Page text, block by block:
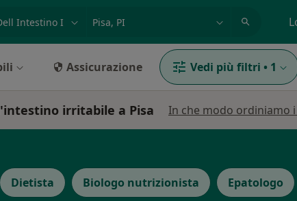
Assicurazione Vedi più filtri • 1
irritabile a Pisa In che modo ordiniamo
Dietista Biologo nutrizionista Epatologo